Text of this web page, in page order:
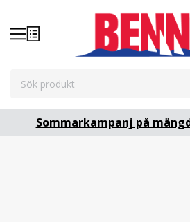
Sommarkampanj på